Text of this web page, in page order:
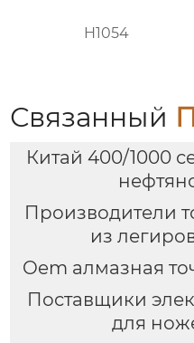
H1054
Связанный
Китай 400/1000
Производители
из
Oem алмазная
Поставщики
для